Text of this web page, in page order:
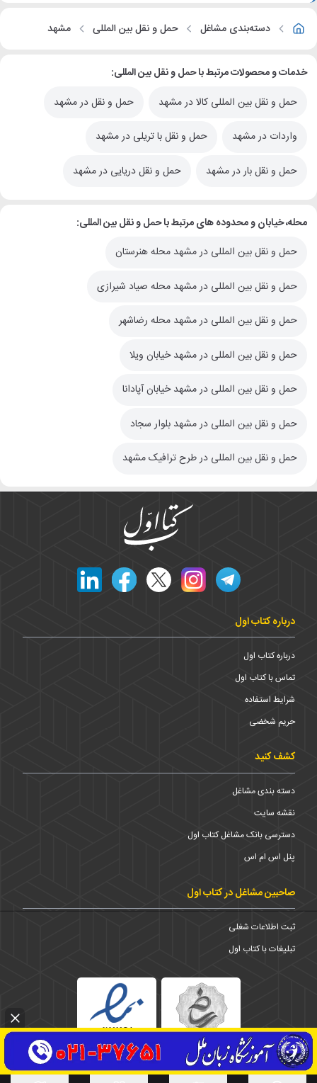
دسته‌بندی مشاغل حمل و نقل بین المللی مشهد
خدمات و محصولات مرتبط با حمل و نقل بین المللی:
حمل و نقل بین المللی کالا در مشهد
حمل و نقل در مشهد
واردات در مشهد حمل و نقل با تریلی در مشهد
حمل و نقل بار در مشهد حمل و نقل دریایی در مشهد
محله، خیابان و محدوده های مرتبط با حمل و نقل بین المللی:
حمل و نقل بین المللی در مشهد محله هنرستان
حمل و نقل بین المللی در مشهد محله صیاد شیرازی
حمل و نقل بین المللی در مشهد محله رضاشهر
حمل و نقل بین المللی در مشهد خیابان ویلا
حمل و نقل بین المللی در مشهد خیابان آپادانا
حمل و نقل بین المللی در مشهد بلوار سجاد
حمل و نقل بین المللی در طرح ترافیک مشهد
درباره کتاب اول
درباره کتاب اول
تماس با کتاب اول
شرایط استفاده
حریم شخضی
کشف کنید
دسته بندی مشاغل
نقشه سایت
دسترسی بانک مشاغل کتاب اول
پنل اس ام اس
صاحبین مشاغل در کتاب اول
ثبت اطلاعات شغلی
تبلیغات با کتاب اول